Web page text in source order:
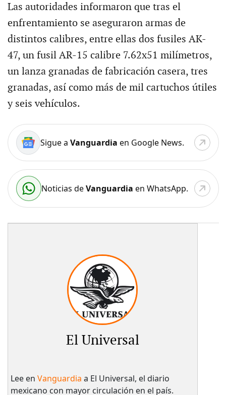
Las autoridades informaron que tras el
enfrentamiento se aseguraron armas de
distintos calibres, entre ellas dos fusiles AK-
47, un fusil AR-15 calibre 7.62x51 milímetros,
un lanza granadas de fabricación casera, tres
granadas, así como más de mil cartuchos útiles
y seis vehículos.
Sigue a Vanguardia en Google News.
Noticias deVanguardia en WhatsApp.
El Universal
Lee en Vanguardia a El Universal, el diario
mexicano con mayor circulación en el país.​